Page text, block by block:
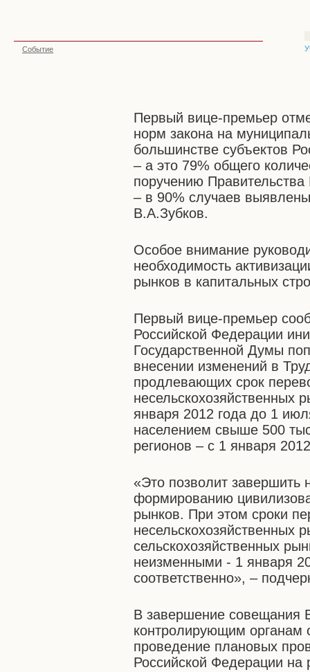
Событие
Первый вице-премьер
норм закона на
большинстве субъектов
– а это 79% общего
поручению
– в 90% случаев
В.А.Зубков.
Особое внимание
необходимость
рынков в капитальных
Первый вице-премьер
Российской Федерации
Государственной Думы
внесении изменений в
продлевающих срок
несельскохозяйственных
января 2012 года до 1
населением свыше 500
регионов – с 1 января
«Это позволит завершить
формированию
рынков. При этом сроки
несельскохозяйственных
сельскохозяйственных
неизменными - 1 января
соответственно», –
В завершение совещания
контролирующим органам
проведение плановых
Российской Федерации на